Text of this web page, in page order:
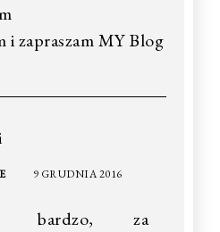
i zapraszam MY Blog
9 GRUDNIA 2016
bardzo, za